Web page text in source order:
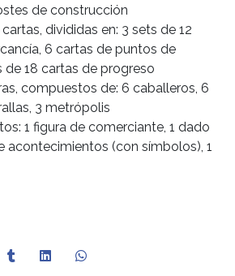
de construcción
divididas en: 3 sets de 12
6 cartas de puntos de
de 18 cartas de progreso
compuestos de: 6 caballeros, 6
3 metrópolis
1 figura de comerciante, 1 dado
acontecimientos (con símbolos), 1